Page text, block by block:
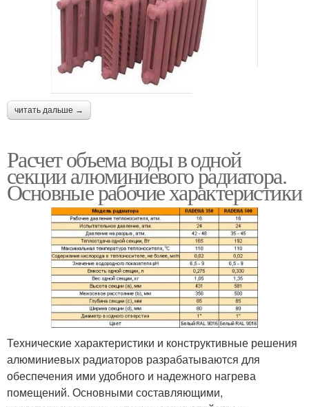
читать дальше →
Расчет объема воды в одной
секции алюминиевого радиатора.
Основные рабочие характеристики
Технические характеристики и конструктивные решения
алюминиевых радиаторов разрабатываются для
обеспечения ими удобного и надежного нагрева
помещений. Основными составляющими,